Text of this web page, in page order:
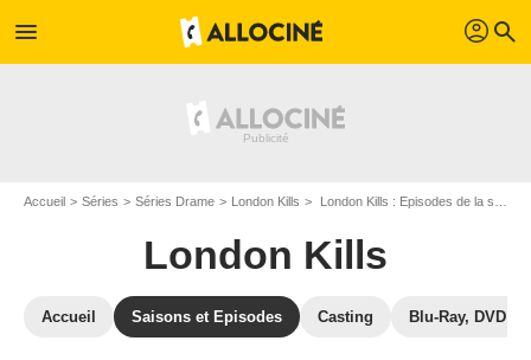
menu profil search
Accueil Séries Séries Drame London Kills London Kills : Episodes de la saison 3
London Kills
Accueil Saisons et Episodes Casting Blu-Ray, DVD